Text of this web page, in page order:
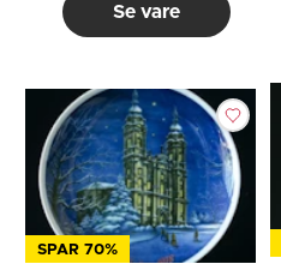
Se vare
SPAR 70%